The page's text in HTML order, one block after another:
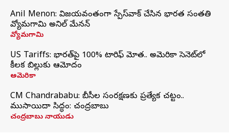
Anil Menon: విజయవంతంగా స్పేస్‌వాక్‌ చేసిన భారత సంతతి
వ్యోమగామి అనిల్‌ మేనన్
వ్యోమగామి
US Tariffs: భారత్‌పై 100% టారిఫ్‌ మోత.. అమెరికా సెనెట్‌లో
కీలక బిల్లుకు ఆమోదం
అమెరికా
CM Chandrababu: బీసీల సంరక్షణకు ప్రత్యేక చట్టం..
ముసాయిదా సిద్ధం: చంద్రబాబు
చంద్రబాబు నాయుడు